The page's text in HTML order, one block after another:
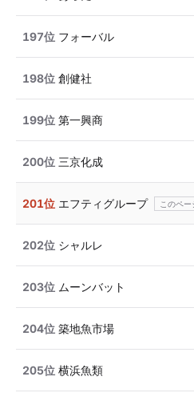
197位 フォーバル
198位 創健社
199位 第一興商
200位 三京化成
201位 エフティグループ
202位 シャルレ
203位 ムーンバット
204位 築地魚市場
205位 横浜魚類